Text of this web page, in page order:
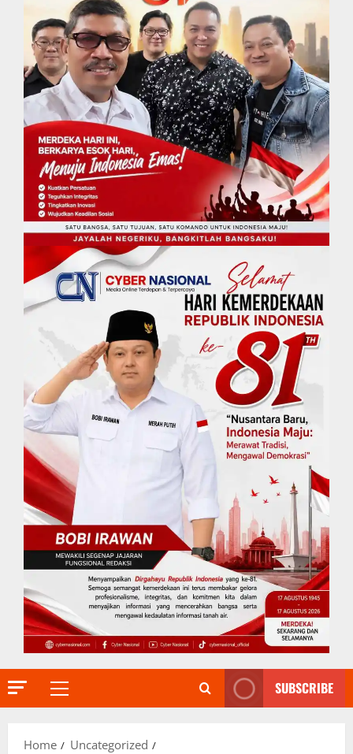
Primary
SUBSCRIBE
Home
Uncategorized